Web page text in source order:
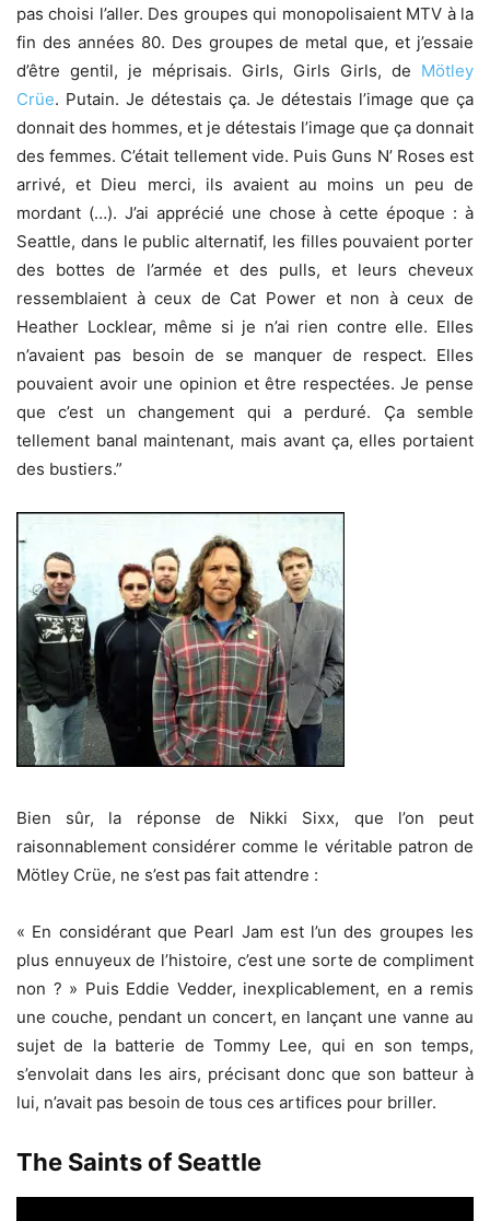
pas choisi l’aller. Des groupes qui monopolisaient MTV à la
fin des années 80. Des groupes de metal que, et j’essaie
d’être gentil, je méprisais. Girls, Girls Girls, de Mötley
Crüe. Putain. Je détestais ça. Je détestais l’image que ça
donnait des hommes, et je détestais l’image que ça donnait
des femmes. C’était tellement vide. Puis Guns N’ Roses est
arrivé, et Dieu merci, ils avaient au moins un peu de
mordant (…). J’ai apprécié une chose à cette époque : à
Seattle, dans le public alternatif, les filles pouvaient porter
des bottes de l’armée et des pulls, et leurs cheveux
ressemblaient à ceux de Cat Power et non à ceux de
Heather Locklear, même si je n’ai rien contre elle. Elles
n’avaient pas besoin de se manquer de respect. Elles
pouvaient avoir une opinion et être respectées. Je pense
que c’est un changement qui a perduré. Ça semble
tellement banal maintenant, mais avant ça, elles portaient
des bustiers.”
Bien sûr, la réponse de Nikki Sixx, que l’on peut
raisonnablement considérer comme le véritable patron de
Mötley Crüe, ne s’est pas fait attendre :
« En considérant que Pearl Jam est l’un des groupes les
plus ennuyeux de l’histoire, c’est une sorte de compliment
non ? » Puis Eddie Vedder, inexplicablement, en a remis
une couche, pendant un concert, en lançant une vanne au
sujet de la batterie de Tommy Lee, qui en son temps,
s’envolait dans les airs, précisant donc que son batteur à
lui, n’avait pas besoin de tous ces artifices pour briller.
The Saints of Seattle